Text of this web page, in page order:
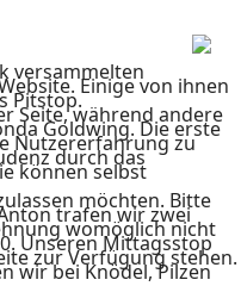
versammelten
Pitstop.
Goldwing. Die erste
durch das
trafen wir zwei
Unseren Mittagsstop
wir bei Knödel, Pilzen
Einige von ihnen
Seite, während andere
Nutzererfahrung zu
können selbst
möchten. Bitte
womöglich nicht
zur Verfügung stehen.